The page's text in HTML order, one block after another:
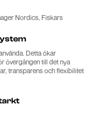
Nordics, Fiskars
Detta ökar
övergången till det nya
transparens och flexibilitet